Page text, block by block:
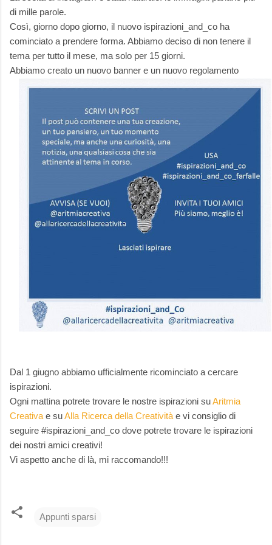
di mille parole.
Così, giorno dopo giorno, il nuovo ispirazioni_and_co ha
cominciato a prendere forma. Abbiamo deciso di non tenere il
tema per tutto il mese, ma solo per 15 giorni.
Abbiamo creato un nuovo banner e un nuovo regolamento
Dal 1 giugno abbiamo ufficialmente ricominciato a cercare
ispirazioni.
Ogni mattina potrete trovare le nostre ispirazioni suAritmia
Creativa e suAlla Ricerca della Creatività e vi consiglio di
seguire #ispirazioni_and_co dove potrete trovare le ispirazioni
dei nostri amici creativi!
Vi aspetto anche di là, mi raccomando!!!
Appunti sparsi